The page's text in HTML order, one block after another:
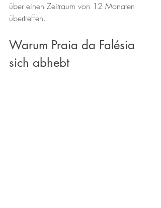
über einen Zeitraum von 12 Monaten
übertreffen.
Warum Praia da Falésia
sich abhebt